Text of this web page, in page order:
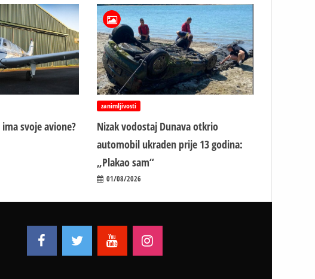
svoje avione?
zanimljivosti
Nizak vodostaj Dunava otkrio
automobil ukraden prije 13 godina:
„Plakao sam“
01/08/2026